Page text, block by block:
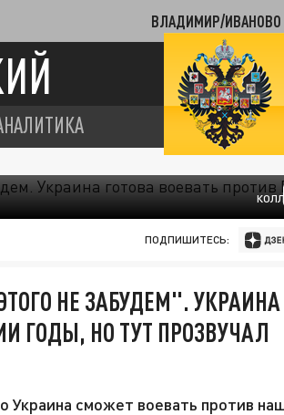
ВЛАДИМИР/ИВАНОВО
ПОДПИШИТЕСЬ:
НЕ ЗАБУДЕМ". УКРАИНА
ГОДЫ, НО ТУТ ПРОЗВУЧАЛ
Украина сможет воевать против